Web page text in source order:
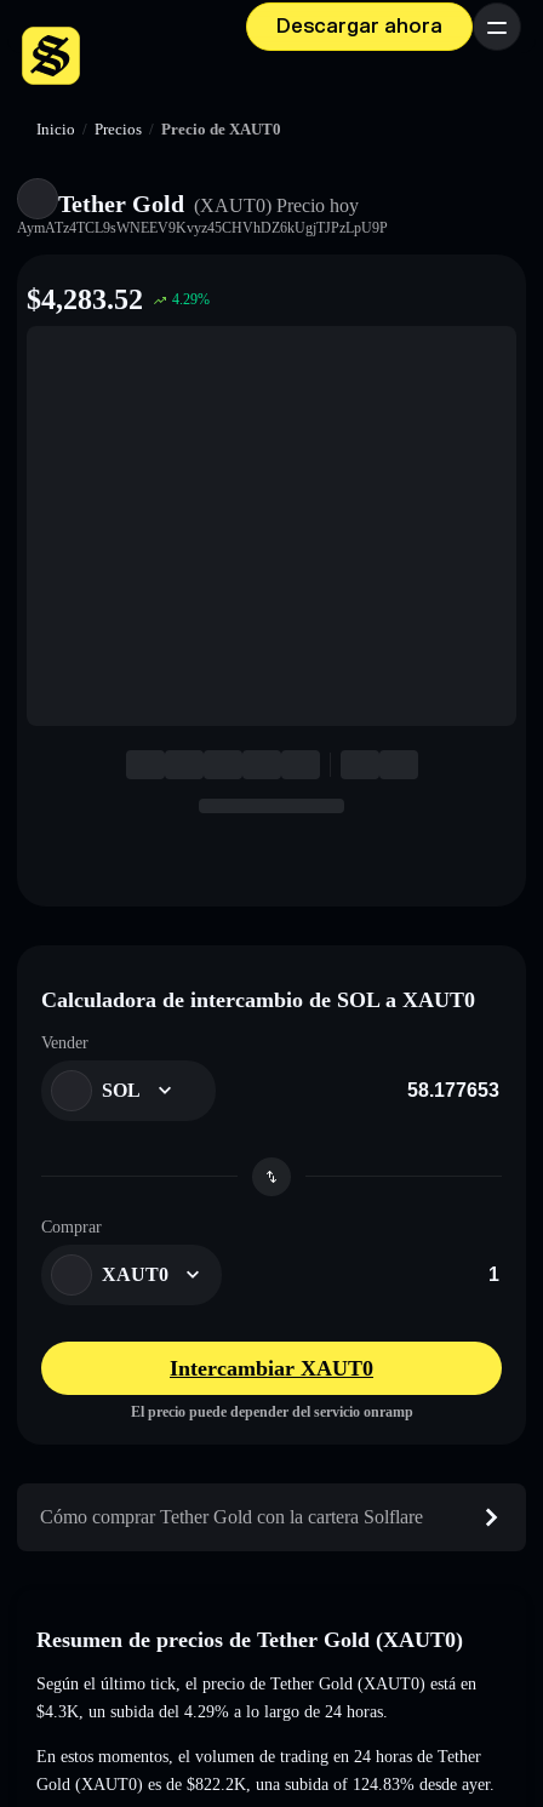
Descargar ahora Menú
Inicio / Precios / Precio de XAUT0
Tether Gold (XAUT0) Precio hoy
AymATz4TCL9sWNEEV9Kvyz45CHVhDZ6kUgjTJPzLpU9P
$4,283.52 4.29%
Calculadora de intercambio de SOL a XAUT0
Vender
SOL
Comprar
XAUT0
Intercambiar XAUT0
El precio puede depender del servicio onramp
Cómo comprar Tether Gold con la cartera Solflare
Resumen de precios de Tether Gold (XAUT0)
Según el último tick, el precio de Tether Gold (XAUT0) está en
$4.3K, un subida del 4.29% a lo largo de 24 horas.
En estos momentos, el volumen de trading en 24 horas de Tether
Gold (XAUT0) es de $822.2K, una subida of 124.83% desde ayer.